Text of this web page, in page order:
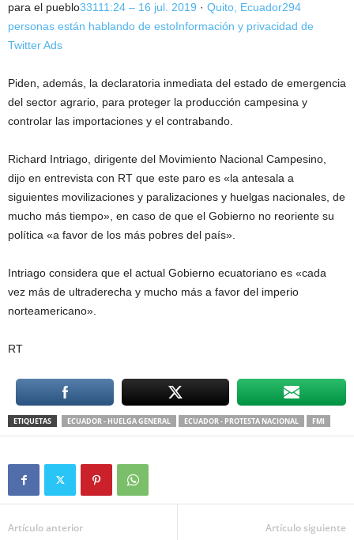
para el pueblo33111:24 – 16 jul. 2019 · Quito, Ecuador294
personas están hablando de estoInformación y privacidad de
Twitter Ads
Piden, además, la declaratoria inmediata del estado de emergencia
del sector agrario, para proteger la producción campesina y
controlar las importaciones y el contrabando.
Richard Intriago, dirigente del Movimiento Nacional Campesino,
dijo en entrevista con RT que este paro es «la antesala a
siguientes movilizaciones y paralizaciones y huelgas nacionales, de
mucho más tiempo», en caso de que el Gobierno no reoriente su
política «a favor de los más pobres del país».
Intriago considera que el actual Gobierno ecuatoriano es «cada
vez más de ultraderecha y mucho más a favor del imperio
norteamericano».
RT
ETIQUETAS ECUADOR - HUELGA GENERAL ECUADOR - PROTESTA NACIONAL FMI
Artículo anterior Artículo siguiente